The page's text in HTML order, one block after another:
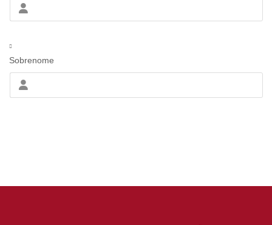
Sobrenome